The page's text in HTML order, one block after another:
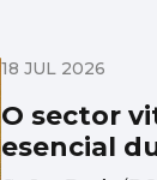
18 JUL 2026
O sector
esencial